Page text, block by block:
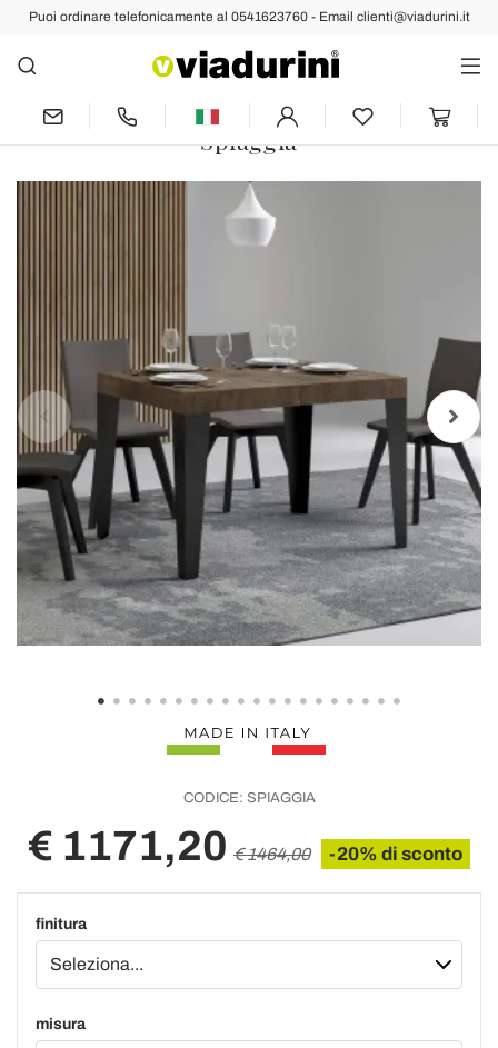
Puoi ordinare telefonicamente al 0541623760 - Email clienti@viadurini.it
Indietro Prec Succ
Tavolo Allungabile a 284 cm in Diverse
Misure e Finiture Made in Italy -
Spiaggia
CODICE: SPIAGGIA
€ 1171,20 € 1464,00 -20% di sconto
finitura
misura